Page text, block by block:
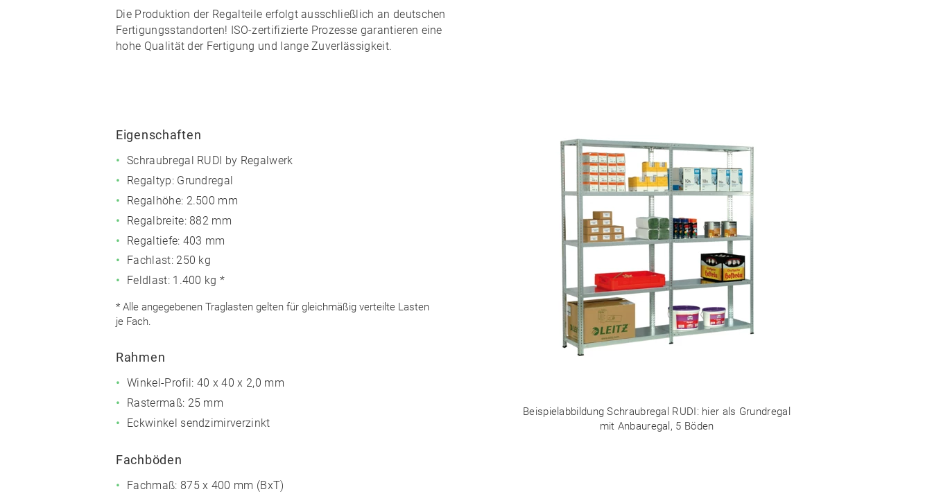
Die Produktion der Regalteile erfolgt ausschließlich an deutschen
Fertigungsstandorten! ISO-zertifizierte Prozesse garantieren eine
hohe Qualität der Fertigung und lange Zuverlässigkeit.
Eigenschaften
Schraubregal RUDI by Regalwerk
Regaltyp: Grundregal
Regalhöhe: 2.500 mm
Regalbreite: 882 mm
Regaltiefe: 403 mm
Fachlast: 250 kg
Feldlast: 1.400 kg *
* Alle angegebenen Traglasten gelten für gleichmäßig verteilte Lasten
je Fach.
Rahmen
Winkel-Profil: 40 x 40 x 2,0 mm
Rastermaß: 25 mm
Eckwinkel sendzimirverzinkt
Fachböden
Fachmaß: 875 x 400 mm (BxT)
Beispielabbildung Schraubregal RUDI: hier als Grundregal
mit Anbauregal, 5 Böden